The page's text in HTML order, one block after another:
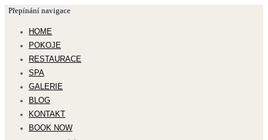
Přepínání navigace
HOME
POKOJE
RESTAURACE
SPA
GALERIE
BLOG
KONTAKT
BOOK NOW